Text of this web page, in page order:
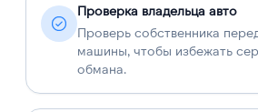
Проверка владельца авто
Проверь собственника
машины, чтобы избежать
обмана.